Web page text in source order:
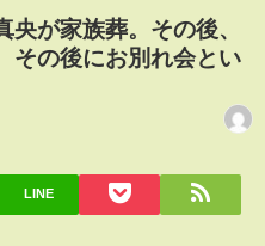
が家族葬。その後、
その後にお別れ会とい
LINE